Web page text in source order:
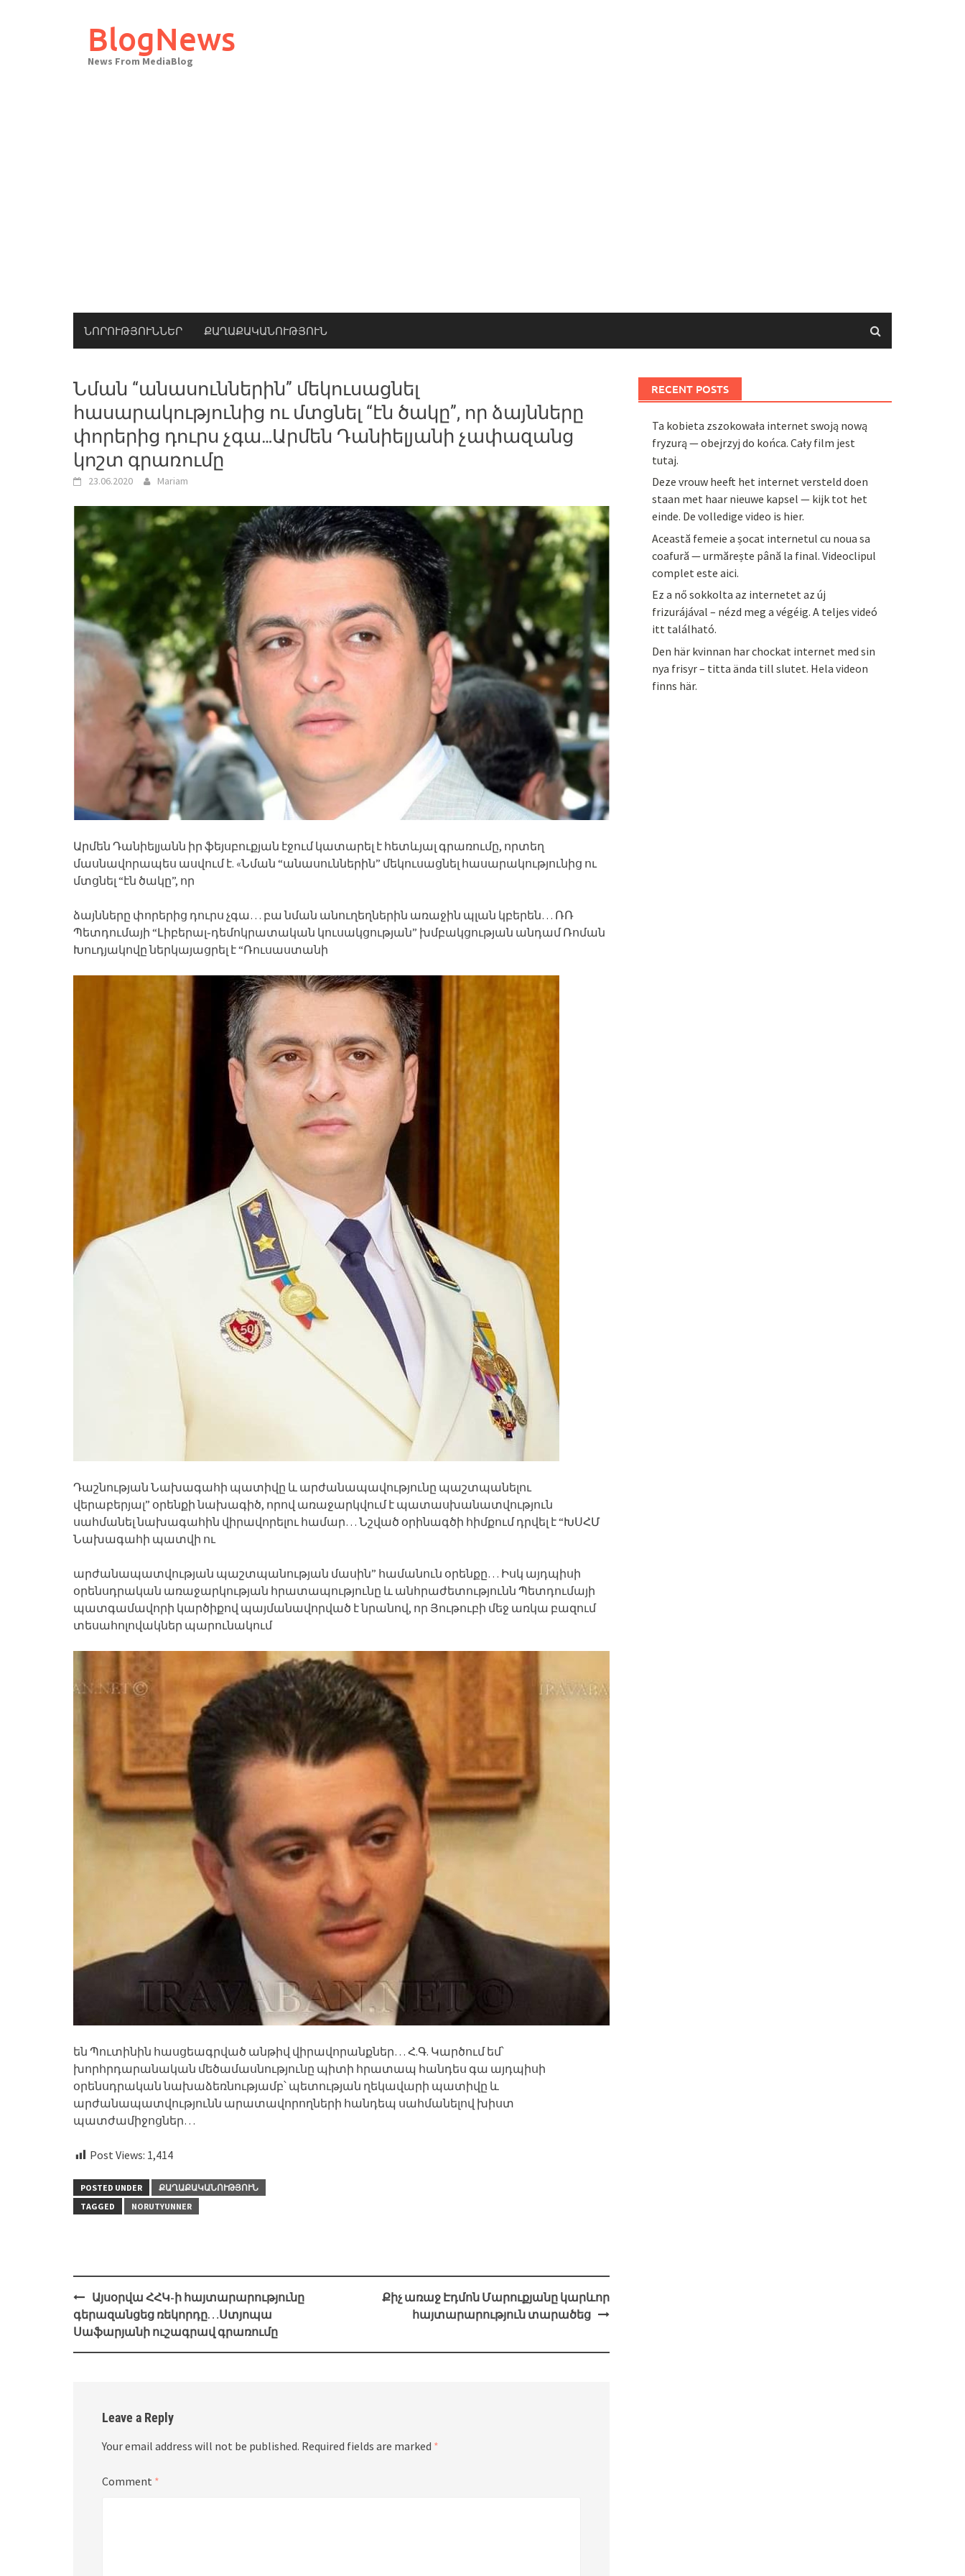
BlogNews
News From MediaBlog
ՆՈՐՈՒԹՅՈՒՆՆԵՐ ՔԱՂԱՔԱԿԱՆՈՒԹՅՈՒՆ
Նման “անասուններին” մեկուսացնել
հասարակությունից ու մտցնել “էն ծակը”, որ ձայնները
փորերից դուրս չգա…Արմեն Դանիելյանի չափազանց
կոշտ գրառումը
23.06.2020 Mariam
Արմեն Դանիելյանն իր ֆեյսբուքյան էջում կատարել է հետևյալ գրառումը, որտեղ
մասնավորապես ասվում է. «Նման “անասուններին” մեկուսացնել հասարակությունից ու
մտցնել “էն ծակը”, որ
ձայնները փորերից դուրս չգա… բա նման անուղեղներին առաջին պլան կբերեն… ՌՌ
Պետդումայի “Լիբերալ֊դեմոկրատական կուսակցության” խմբակցության անդամ Ռոման
Խուդյակովը ներկայացրել է “Ռուսաստանի
Դաշնության Նախագահի պատիվը և արժանապավությունը պաշտպանելու
վերաբերյալ” օրենքի նախագիծ, որով առաջարկվում է պատասխանատվություն
սահմանել նախագահին վիրավորելու համար… Նշված օրինագծի հիմքում դրվել է “ԽՍՀՄ
Նախագահի պատվի ու
արժանապատվության պաշտպանության մասին” համանուն օրենքը… Իսկ այդպիսի
օրենսդրական առաջարկության հրատապությունը և անհրաժետությունն Պետդումայի
պատգամավորի կարծիքով պայմանավորված է նրանով, որ Յութուբի մեջ առկա բազում
տեսահոլովակներ պարունակում
են Պուտինին հասցեագրված անթիվ վիրավորանքներ… Հ.Գ. Կարծում եմ՝
խորհրդարանական մեծամասնությունը պիտի հրատապ հանդես գա այդպիսի
օրենսդրական նախաձեռնությամբ՝ պետության ղեկավարի պատիվը և
արժանապատվությունն արատավորողների հանդեպ սահմանելով խիստ
պատժամիջոցներ…
Post Views: 1,414
POSTED UNDER
ՔԱՂԱՔԱԿԱՆՈՒԹՅՈՒՆ
TAGGED
NORUTYUNNER
Post
navigation
Այսօրվա ՀՀԿ-ի հայտարարությունը
գերազանցեց ռեկորդը…Ստյոպա
Սաֆարյանի ուշագրավ գրառումը
Քիչ առաջ Էդմոն Մարուքյանը կարևոր
հայտարարություն տարածեց
Leave a Reply
Your email address will not be published. Required fields are marked *
Comment *
RECENT POSTS
Ta kobieta zszokowała internet swoją nową
fryzurą — obejrzyj do końca. Cały film jest
tutaj.
Deze vrouw heeft het internet versteld doen
staan met haar nieuwe kapsel — kijk tot het
einde. De volledige video is hier.
Această femeie a șocat internetul cu noua sa
coafură — urmărește până la final. Videoclipul
complet este aici.
Ez a nő sokkolta az internetet az új
frizurájával – nézd meg a végéig. A teljes videó
itt található.
Den här kvinnan har chockat internet med sin
nya frisyr – titta ända till slutet. Hela videon
finns här.